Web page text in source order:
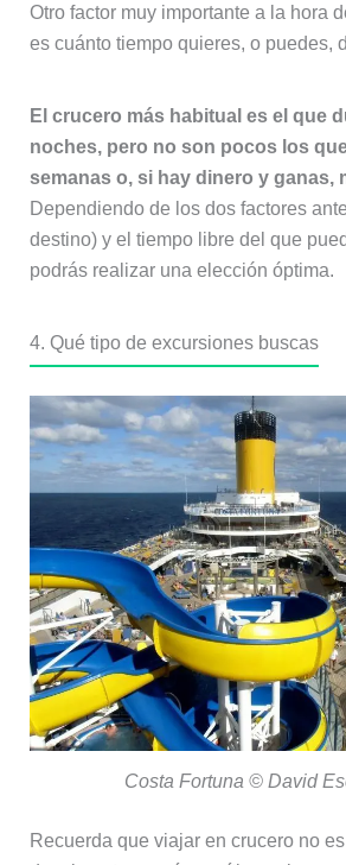
Otro factor muy importante a la hora
es cuánto tiempo quieres, o puedes,
El crucero más habitual es el que
noches, pero no son pocos los
semanas o, si hay dinero y ganas,
Dependiendo de los dos factores
destino) y el tiempo libre del que
podrás realizar una elección óptima.
4. Qué tipo de excursiones buscas
Costa Fortuna © David
Recuerda que viajar en crucero no